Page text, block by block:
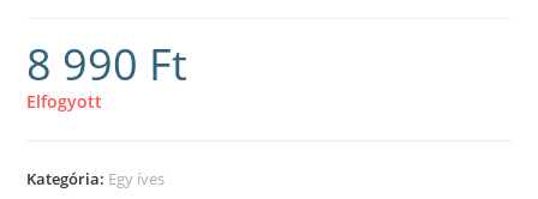
8 990 Ft
Elfogyott
Kategória: Egy íves